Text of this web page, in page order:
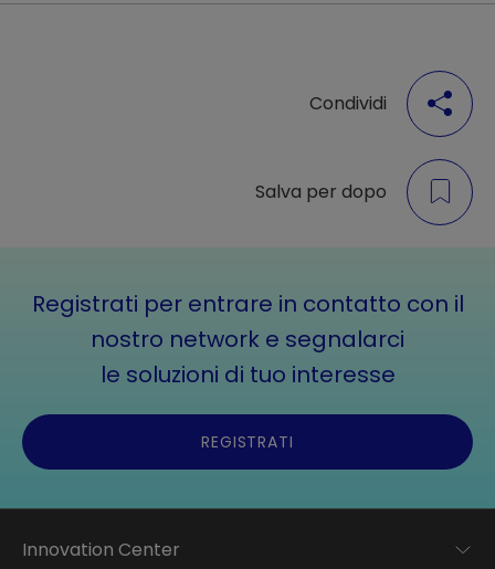
Condividi
Salva per dopo
Registrati per entrare in contatto con il
nostro network e segnalarci
le soluzioni di tuo interesse
REGISTRATI
Innovation Center